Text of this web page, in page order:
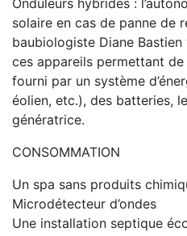
Onduleurs hybrides :
solaire en cas de panne de
baubiologiste Diane
ces appareils permettant
fourni par un système
éolien, etc.), des batteries,
génératrice.
CONSOMMATION
Un spa sans produits
Microdétecteur d’ondes
Une installation septique